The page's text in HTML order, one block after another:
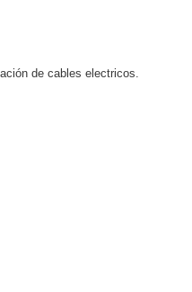
de cables electricos.